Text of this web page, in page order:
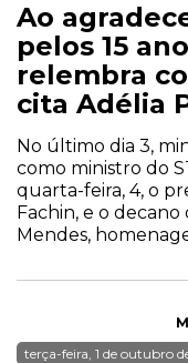
Ao
pelos 15
relembra
cita Adélia
No último dia 3,
como ministro do
quarta-feira, 4, o
Fachin, e o
Mendes,
terça-feira, 1 de outubro